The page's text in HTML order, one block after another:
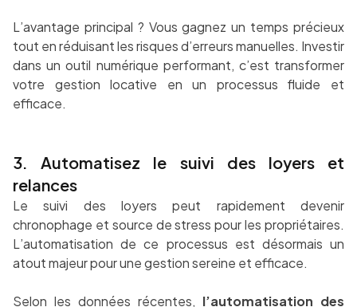
L’avantage principal ? Vous gagnez un temps précieux
tout en réduisant les risques d’erreurs manuelles. Investir
dans un outil numérique performant, c’est transformer
votre gestion locative en un processus fluide et
efficace.
3. Automatisez le suivi des loyers et
relances
Le suivi des loyers peut rapidement devenir
chronophage et source de stress pour les propriétaires.
L’automatisation de ce processus est désormais un
atout majeur pour une gestion sereine et efficace.
Selon les données récentes, l’automatisation des